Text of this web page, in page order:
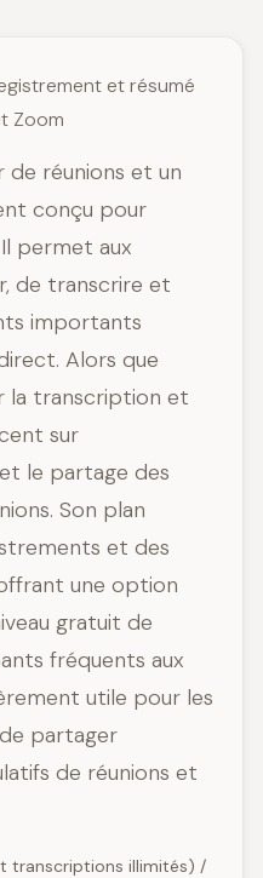
et résumé
Zoom
de réunions et un
conçu pour
permet aux
de transcrire et
importants
Alors que
la transcription et
sur
le partage des
Son plan
et des
une option
gratuit de
fréquents aux
utile pour les
partager
de réunions et
transcriptions illimités) /